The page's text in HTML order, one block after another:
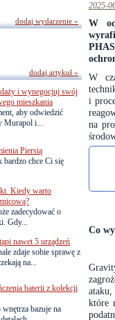
2025-
W
W
i
na
Co
które
dodaj wydarzenie »
i wynegocjuj swój
mieszkania
aby odwiedzić
i...
Piersią
bardzo chce Ci się
Kiedy warto
zadecydować o
Gdy...
nawet 5 urządzeń
zdaje sobie sprawę z
na...
baterii z kolekcji
wnętrza bazuje na
dodaj artykuł »